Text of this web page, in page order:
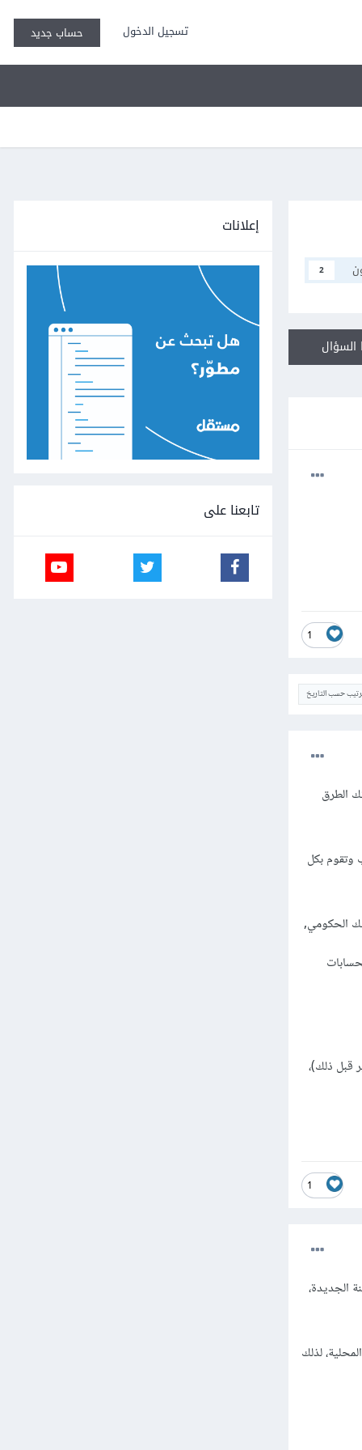
تسجيل الدخول حساب جديد
2
1
حسب التاريخ
الطرق
وتقوم بكل
الحكومي,
قبل ذلك)،
1
الجديدة،
لذلك
إعلانات
تابعنا على